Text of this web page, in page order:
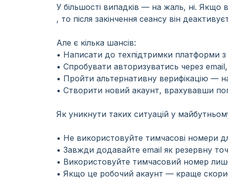
У більшості випадків — на жаль, ні. Якщо
, то після закінчення сеансу він
Але є кілька шансів:
• Написати до техпідтримки платформи
• Спробувати авторизуватись через
• Пройти альтернативну верифікацію —
• Створити новий акаунт, врахувавши
Як уникнути таких ситуацій у
• Не використовуйте тимчасові номери
• Завжди додавайте email як резервну
• Використовуйте тимчасовий номер
• Якщо це робочий акаунт — краще